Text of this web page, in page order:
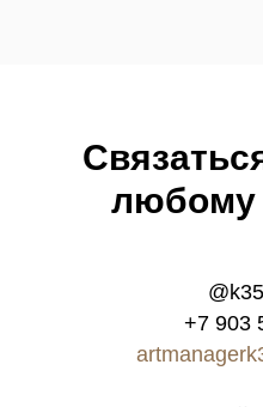
любому
+7 903